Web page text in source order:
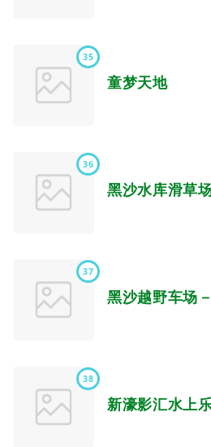
35
童梦天地
36
黑沙水库滑草
37
黑沙越野车场
38
新濠影汇水上